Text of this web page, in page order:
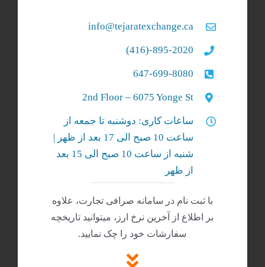
info@tejaratexchange.ca
895-2020-(416)
647-699-8080
2nd Floor – 6075 Yonge St
ساعات کاری: دوشنبه تا جمعه از
ساعت 10 صبح الی 17 بعد از ظهر |
شنبه‌ از ساعت 10 صبح الی 15 بعد
از ظهر
با ثبت نام در سامانه صرافی تجارت، علاوه
بر اطلاع از آخرین نرخ ارز، میتوانید تاریخچه
سفارشات خود را چک نمایید.